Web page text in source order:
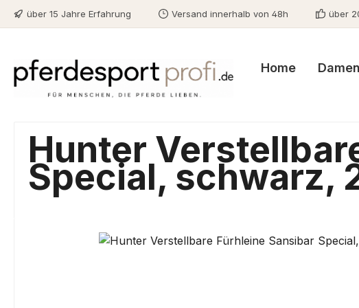
Hauptinhalt springen
Zur Suche springen
Zur Hauptnavigation springen
über 15 Jahre Erfahrung Versand innerhalb von 48h über
Home Damen
Hunter
Special, schwarz,
Bildergalerie überspringen